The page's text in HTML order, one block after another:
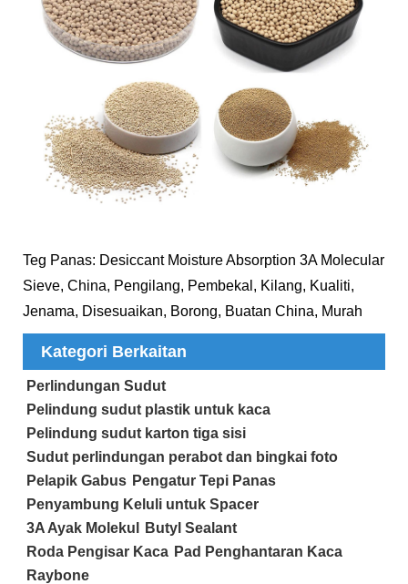
Teg Panas: Desiccant Moisture Absorption 3A Molecular
Sieve, China, Pengilang, Pembekal, Kilang, Kualiti,
Jenama, Disesuaikan, Borong, Buatan China, Murah
Kategori Berkaitan
Perlindungan Sudut
Pelindung sudut plastik untuk kaca
Pelindung sudut karton tiga sisi
Sudut perlindungan perabot dan bingkai foto
Pelapik Gabus Pengatur Tepi Panas
Penyambung Keluli untuk Spacer
3A Ayak Molekul
Butyl Sealant
Roda Pengisar Kaca Pad Penghantaran Kaca
Raybone